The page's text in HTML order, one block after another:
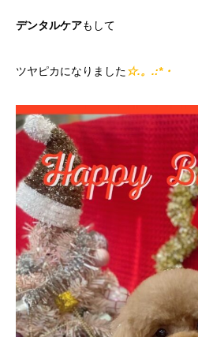
デンタルケアもして
ツヤピカになりました☆.。.:*・